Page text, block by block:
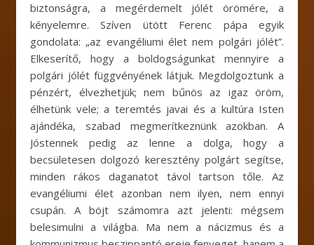
biztonságra, a megérdemelt jólét örömére, a
kényelemre. Szíven ütött Ferenc pápa egyik
gondolata: „az evangéliumi élet nem polgári jólét”.
Elkeserítő, hogy a boldogságunkat mennyire a
polgári jólét függvényének látjuk. Megdolgoztunk a
pénzért, élvezhetjük; nem bűnös az igaz öröm,
élhetünk vele; a teremtés javai és a kultúra Isten
ajándéka, szabad megmerítkeznünk azokban. A
Jóstennek pedig az lenne a dolga, hogy a
becsületesen dolgozó keresztény polgárt segítse,
minden rákos daganatot távol tartson tőle. Az
evangéliumi élet azonban nem ilyen, nem ennyi
csupán. A böjt számomra azt jelenti: mégsem
belesimulni a világba. Ma nem a nácizmus és a